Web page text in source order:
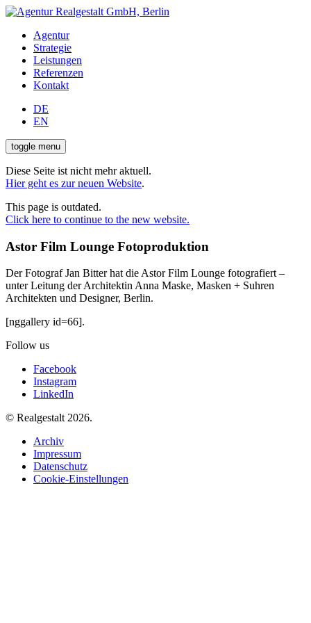
Agentur
Strategie
Leistungen
Referenzen
Kontakt
DE
EN
toggle menu
Diese Seite ist nicht mehr aktuell.
Hier geht es zur neuen Website.
This page is outdated.
Click here to continue to the new website.
Astor Film Lounge Fotoproduktion
Der Fotograf Jan Bitter hat die Astor Film Lounge fotografiert –
unter Leitung der Architektin Anna Maske, Masken + Suhren
Architekten und Designer, Berlin.
[nggallery id=66].
Follow us
Facebook
Instagram
LinkedIn
© Realgestalt 2026.
Archiv
Impressum
Datenschutz
Cookie-Einstellungen